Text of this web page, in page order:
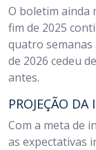
O boletim ainda
fim de 2025
quatro semanas
de 2026 cedeu
antes.
PROJEÇÃO
Com a meta de
as expectativas